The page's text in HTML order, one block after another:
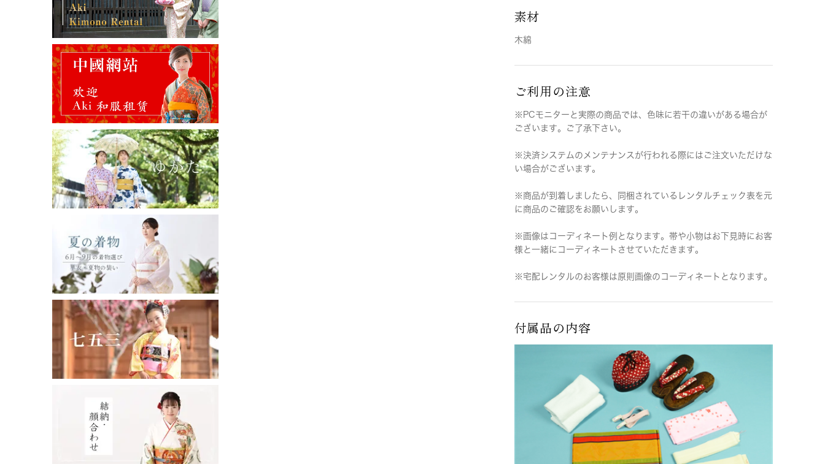
素材
木綿
ご利用の注意
※PCモニターと実際の商品では、色味に若干の違いがある場合が
ございます。ご了承下さい。
※決済システムのメンテナンスが行われる際にはご注文いただけな
い場合がございます。
※商品が到着しましたら、同梱されているレンタルチェック表を元
に商品のご確認をお願いします。
※画像はコーディネート例となります。帯や小物はお下見時にお客
様と一緒にコーディネートさせていただきます。
※宅配レンタルのお客様は原則画像のコーディネートとなります。
付属品の内容